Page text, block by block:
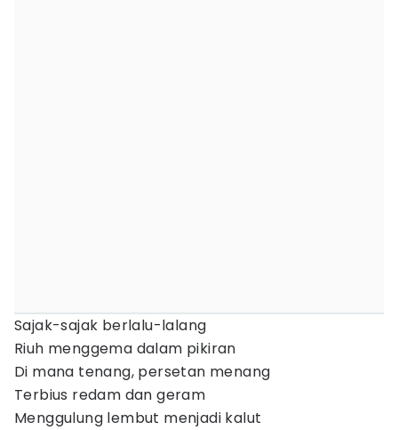
Sajak-sajak berlalu-lalang
Riuh menggema dalam pikiran
Di mana tenang, persetan menang
Terbius redam dan geram
Menggulung lembut menjadi kalut